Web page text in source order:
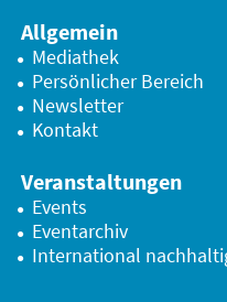
Allgemein
Mediathek
Persönlicher Bereich
Newsletter
Kontakt
Veranstaltungen
Events
Eventarchiv
International